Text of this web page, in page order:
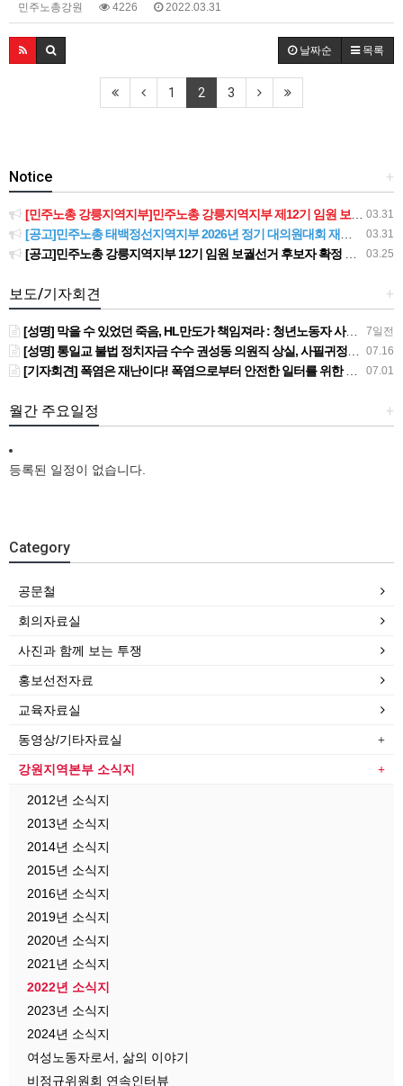
민주노총강원 4226 2022.03.31
날짜순 목록
1 2 3
+
Notice
03.31
[민주노총 강릉지역지부]민주노총 강릉지역지부 제12기 임원 보궐선거결과 공고
03.31
[공고]민주노총 태백정선지역지부 2026년 정기 대의원대회 재소집 건
03.25
[공고]민주노총 강릉지역지부 12기 임원 보궐선거 후보자 확정 공고
+
보도/기자회견
7일전
[성명] 막을 수 있었던 죽음, HL만도가 책임져라 : 청년노동자 사망사고의 철저한 진상규명과 재발방지 대책 마련하라
07.16
[성명] 통일교 불법 정치자금 수수 권성동 의원직 상실, 사필귀정이다
07.01
[기자회견] 폭염은 재난이다! 폭염으로부터 안전한 일터를 위한 민주노총 강원지역본부 폭염감시단 선포 기자회견
+
월간 주요일정
등록된 일정이 없습니다.
Category
공문철
회의자료실
사진과 함께 보는 투쟁
홍보선전자료
교육자료실
동영상/기타자료실
강원지역본부 소식지
2012년 소식지
2013년 소식지
2014년 소식지
2015년 소식지
2016년 소식지
2019년 소식지
2020년 소식지
2021년 소식지
2022년 소식지
2023년 소식지
2024년 소식지
여성노동자로서, 삶의 이야기
비정규위원회 연속인터뷰